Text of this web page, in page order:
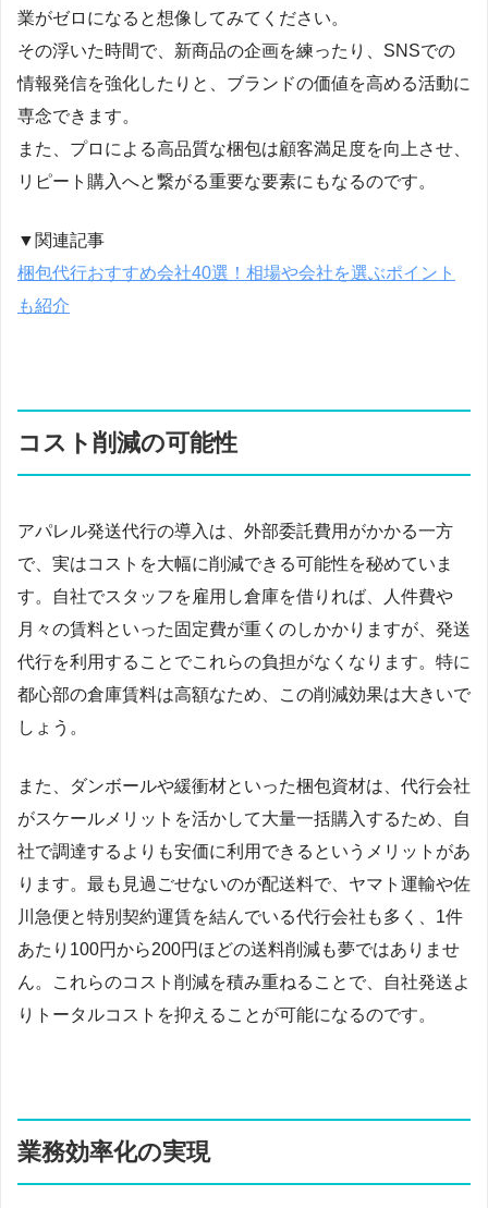
業がゼロになると想像してみてください。
その浮いた時間で、新商品の企画を練ったり、SNSでの
情報発信を強化したりと、ブランドの価値を高める活動に
専念できます。
また、プロによる高品質な梱包は顧客満足度を向上させ、
リピート購入へと繋がる重要な要素にもなるのです。
▼関連記事
梱包代行おすすめ会社40選！相場や会社を選ぶポイント
も紹介
コスト削減の可能性
アパレル発送代行の導入は、外部委託費用がかかる一方
で、実はコストを大幅に削減できる可能性を秘めていま
す。自社でスタッフを雇用し倉庫を借りれば、人件費や
月々の賃料といった固定費が重くのしかかりますが、発送
代行を利用することでこれらの負担がなくなります。特に
都心部の倉庫賃料は高額なため、この削減効果は大きいで
しょう。
また、ダンボールや緩衝材といった梱包資材は、代行会社
がスケールメリットを活かして大量一括購入するため、自
社で調達するよりも安価に利用できるというメリットがあ
ります。最も見過ごせないのが配送料で、ヤマト運輸や佐
川急便と特別契約運賃を結んでいる代行会社も多く、1件
あたり100円から200円ほどの送料削減も夢ではありませ
ん。これらのコスト削減を積み重ねることで、自社発送よ
りトータルコストを抑えることが可能になるのです。
業務効率化の実現